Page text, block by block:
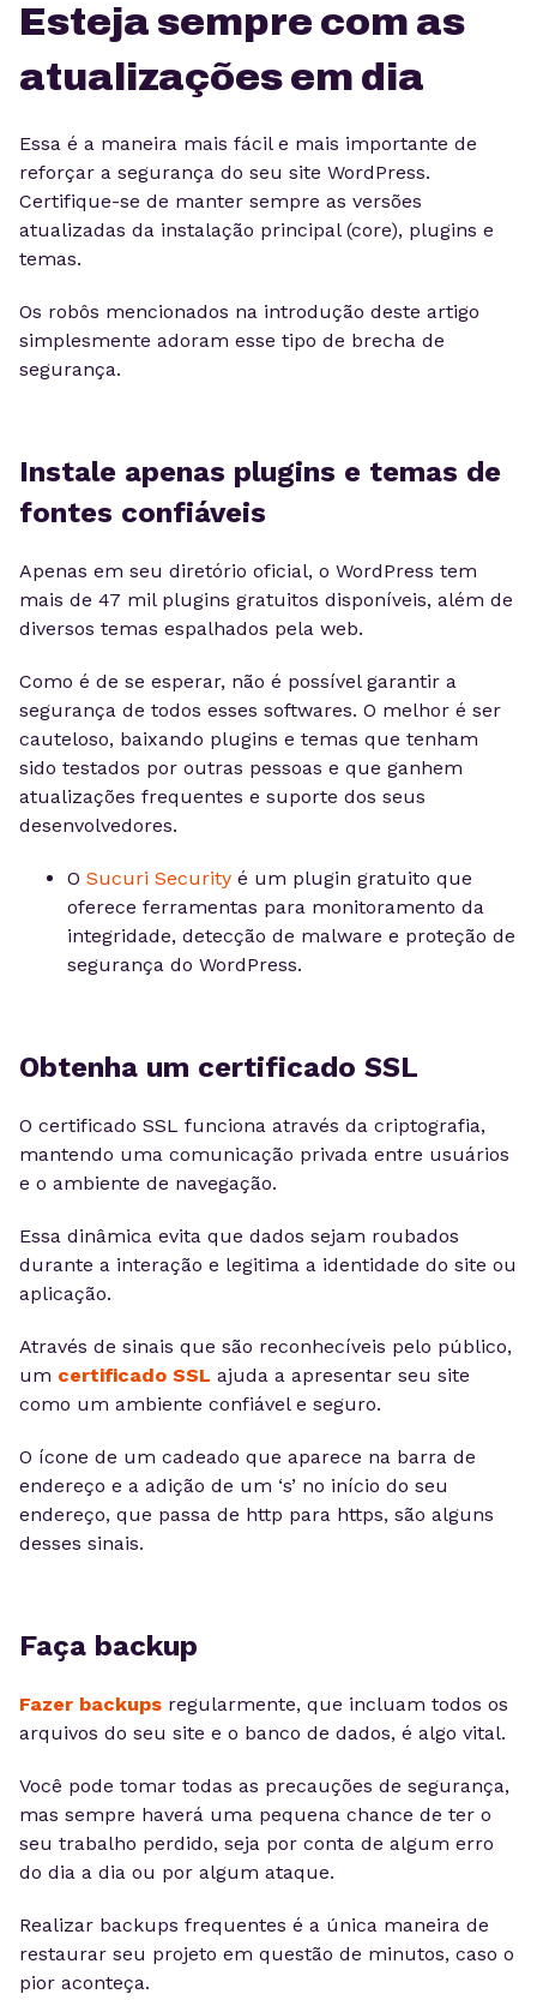
Esteja sempre com as
atualizações em dia
Essa é a maneira mais fácil e mais importante de
reforçar a segurança do seu site WordPress.
Certifique-se de manter sempre as versões
atualizadas da instalação principal (core), plugins e
temas.
Os robôs mencionados na introdução deste artigo
simplesmente adoram esse tipo de brecha de
segurança.
Instale apenas plugins e temas de
fontes confiáveis
Apenas em seu diretório oficial, o WordPress tem
mais de 47 mil plugins gratuitos disponíveis, além de
diversos temas espalhados pela web.
Como é de se esperar, não é possível garantir a
segurança de todos esses softwares. O melhor é ser
cauteloso, baixando plugins e temas que tenham
sido testados por outras pessoas e que ganhem
atualizações frequentes e suporte dos seus
desenvolvedores.
O Sucuri Security é um plugin gratuito que
oferece ferramentas para monitoramento da
integridade, detecção de malware e proteção de
segurança do WordPress.
Obtenha um certificado SSL
O certificado SSL funciona através da criptografia,
mantendo uma comunicação privada entre usuários
e o ambiente de navegação.
Essa dinâmica evita que dados sejam roubados
durante a interação e legitima a identidade do site ou
aplicação.
Através de sinais que são reconhecíveis pelo público,
um certificado SSL ajuda a apresentar seu site
como um ambiente confiável e seguro.
O ícone de um cadeado que aparece na barra de
endereço e a adição de um ‘s’ no início do seu
endereço, que passa de http para https, são alguns
desses sinais.
Faça backup
Fazer backups regularmente, que incluam todos os
arquivos do seu site e o banco de dados, é algo vital.
Você pode tomar todas as precauções de segurança,
mas sempre haverá uma pequena chance de ter o
seu trabalho perdido, seja por conta de algum erro
do dia a dia ou por algum ataque.
Realizar backups frequentes é a única maneira de
restaurar seu projeto em questão de minutos, caso o
pior aconteça.